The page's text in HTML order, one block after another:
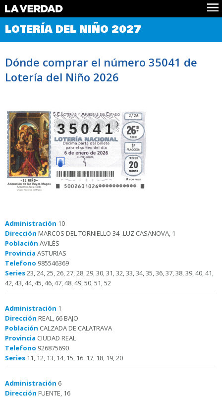
Comprobar Loteria del Niño
Premios
Noticias
Datos
LOTERÍA DEL NIÑO 2027
Dónde comprar el número 35041 de
Lotería del Niño 2026
35041
Administración 10
Dirección MARCOS DEL TORNIELLO 34-.LUZ CASANOVA, 1
Población AVILÉS
Provincia ASTURIAS
Telefono 985546369
Series23, 24, 25, 26, 27, 28, 29, 30, 31, 32, 33, 34, 35, 36, 37, 38, 39, 40, 41,
42, 43, 44, 45, 46, 47, 48, 49, 50, 51, 52
Administración 1
Dirección REAL, 66 BAJO
Población CALZADA DE CALATRAVA
Provincia CIUDAD REAL
Telefono 926875690
Series 11, 12, 13, 14, 15, 16, 17, 18, 19, 20
Administración 6
Dirección FUENTE, 16